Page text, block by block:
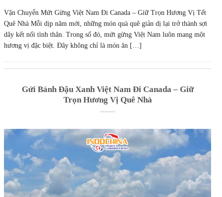
Vận Chuyển Mứt Gừng Việt Nam Đi Canada – Giữ Trọn Hương Vị Tết
Quê Nhà Mỗi dịp năm mới, những món quà quê giản dị lại trở thành sợi
dây kết nối tình thân. Trong số đó, mứt gừng Việt Nam luôn mang một
hương vị đặc biệt. Đây không chỉ là món ăn […]
Gửi Bánh Đậu Xanh Việt Nam Đi Canada – Giữ
Trọn Hương Vị Quê Nhà